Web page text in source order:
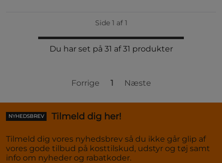
Side 1 af 1
Du har set på 31 af 31 produkter
Forrige 1 Næste
NYHEDSBREV Tilmeld dig her!
Tilmeld dig vores nyhedsbrev så du ikke går glip af
vores gode tilbud på kosttilskud, udstyr og tøj samt
info om nyheder og rabatkoder.